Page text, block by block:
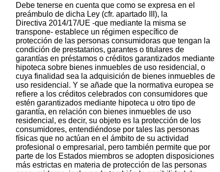
Debe tenerse en cuenta que como se expresa en el
preámbulo de dicha Ley (cfr. apartado III), la
Directiva 2014/17/UE -que mediante la misma se
transpone- establece un régimen específico de
protección de las personas consumidoras que tengan la
condición de prestatarios, garantes o titulares de
garantías en préstamos o créditos garantizados mediante
hipoteca sobre bienes inmuebles de uso residencial, o
cuya finalidad sea la adquisición de bienes inmuebles de
uso residencial. Y se añade que la normativa europea se
refiere a los créditos celebrados con consumidores que
estén garantizados mediante hipoteca u otro tipo de
garantía, en relación con bienes inmuebles de uso
residencial, es decir, su objeto es la protección de los
consumidores, entendiéndose por tales las personas
físicas que no actúan en el ámbito de su actividad
profesional o empresarial, pero también permite que por
parte de los Estados miembros se adopten disposiciones
más estrictas en materia de protección de las personas